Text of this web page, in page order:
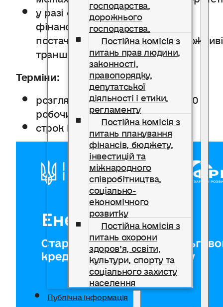
господарства,
дорожнього
господарства.
Постійна комісія з
питань прав людини,
законності,
правопорядку,
депутатської
діяльності і етики,
регламенту
Постійна комісія з
питань планування
фінансів, бюджету,
інвестицій та
міжнародного
співробітництва,
соціально-
економічного
розвитку
Постійна комісія з
питань охорони
здоров’я, освіти,
культури, спорту та
соціального захисту
населення
Публічна інформація
у разі схвалення — договір і
фінансування; банк оплачує
постачальнику безготівково (можливі
транші)
Терміни:
розгляд банком: орієнтовно 5–10
робочих днів
строк кредиту: до 3 років